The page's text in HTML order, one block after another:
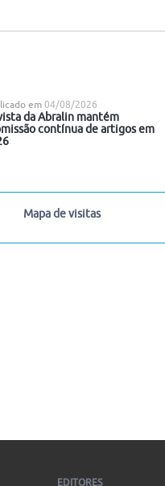
em 04/08/2026
da Abralin mantém
contínua de artigos em
Mapa de visitas
EDITORES